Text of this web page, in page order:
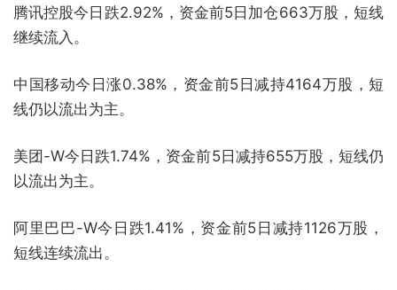
腾讯控股今日跌2.92%，资金前5日加仓663万股，短线
继续流入。
中国移动今日涨0.38%，资金前5日减持4164万股，短
线仍以流出为主。
美团-W今日跌1.74%，资金前5日减持655万股，短线仍
以流出为主。
阿里巴巴-W今日跌1.41%，资金前5日减持1126万股，
短线连续流出。